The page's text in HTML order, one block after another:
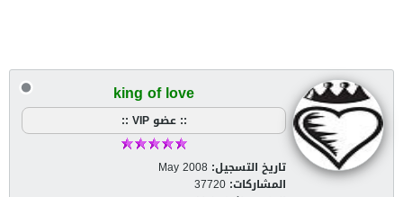
king of love
:: عضو VIP ::
تاريخ التسجيل: May 2008
المشاركات: 37720